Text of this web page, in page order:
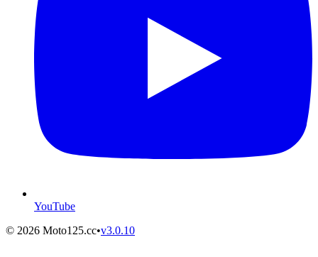
YouTube
© 2026 Moto125.cc•v3.0.10